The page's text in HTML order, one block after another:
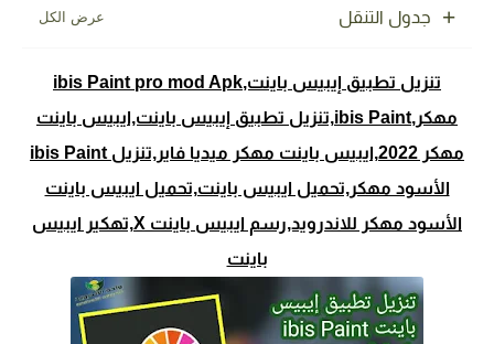
جدول التنقل
تنزيل تطبيق إيبيس باينت,ibis Paint pro mod Apk
مهكر,ibis Paint,تنزيل تطبيق إيبيس باينت,ايبيس باينت
مهكر 2022,ايبيس باينت مهكر ميديا فاير,تنزيل ibis Paint
الأسود مهكر,تحميل ايبيس باينت,تحميل ايبيس باينت
الأسود مهكر للاندرويد,رسم ايبيس باينت X,تهكير ايبيس
باينت